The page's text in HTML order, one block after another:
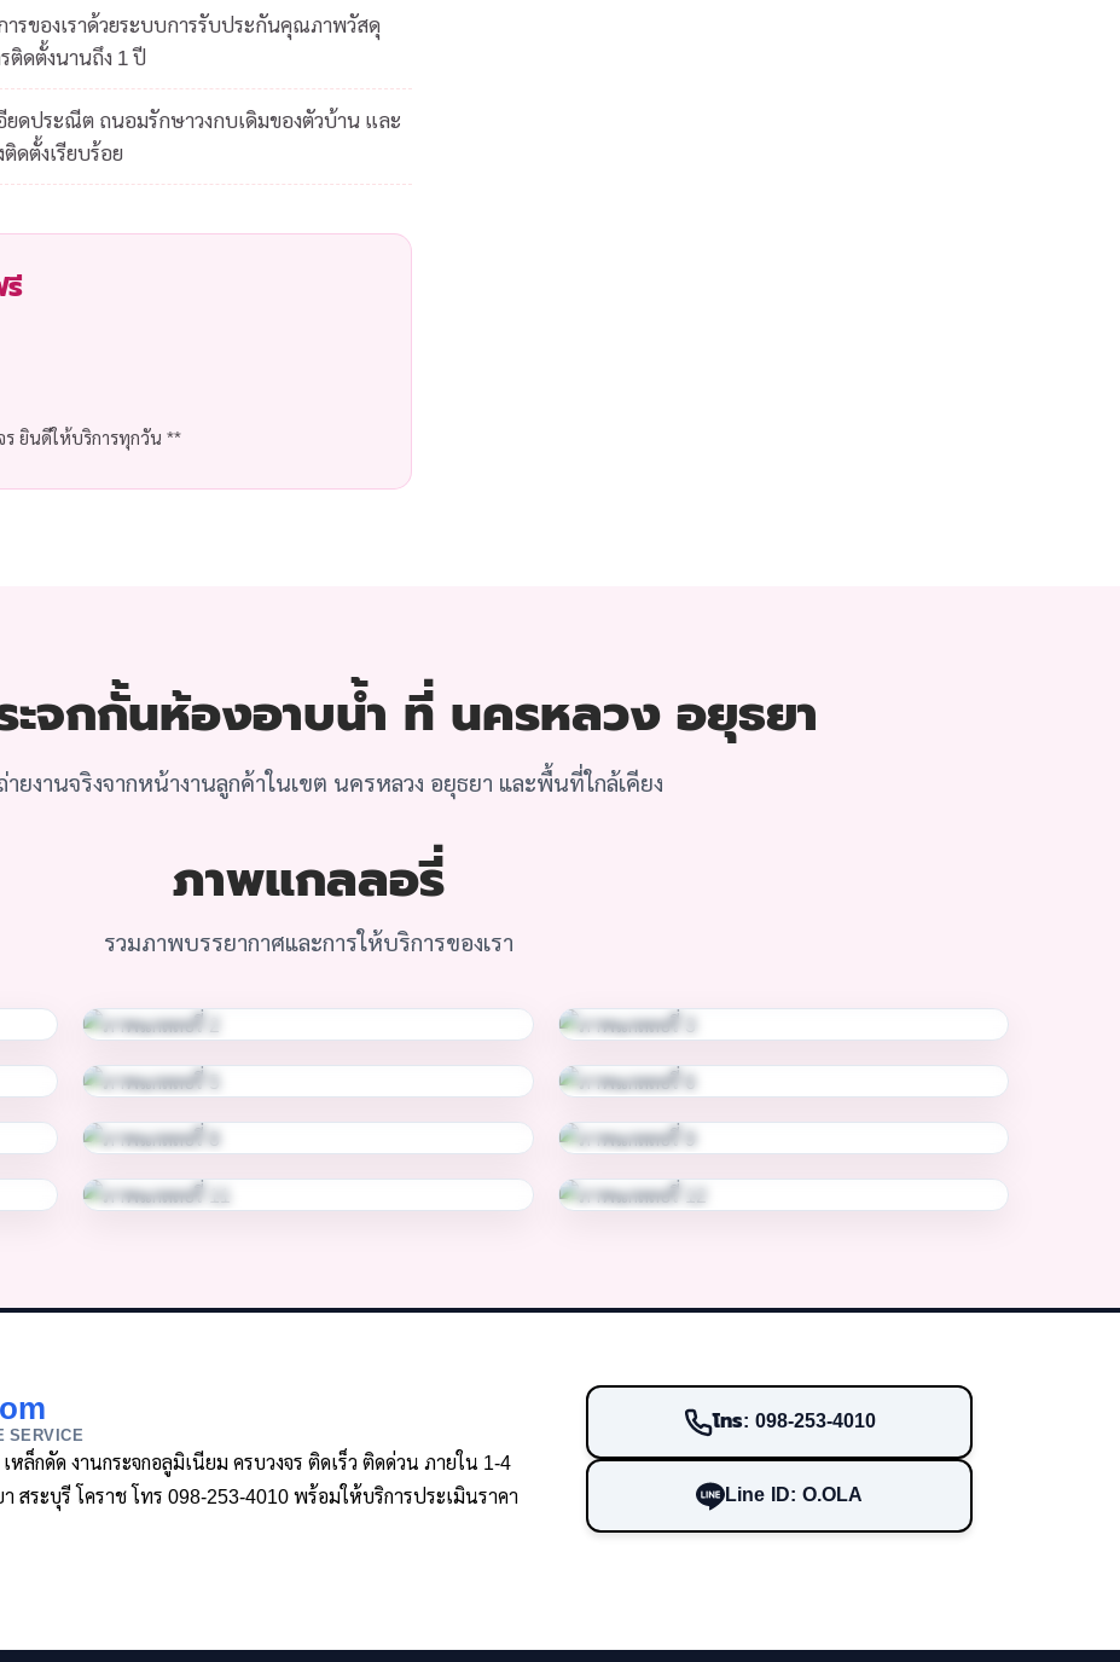
ารของเราด้วยระบบการรับประกันคุณภาพวัสดุ
ติดตั้งนานถึง 1 ปี
ยดประณีต ถนอมรักษาวงกบเดิมของตัวบ้าน และ
ดตั้งเรียบร้อย
รี
ร ยินดีให้บริการทุกวัน **
จกกั้นห้องอาบน้ำ ที่ นครหลวง อยุธยา
ยงานจริงจากหน้างานลูกค้าในเขต นครหลวง อยุธยา และพื้นที่ใกล้เคียง
ภาพแกลลอรี่
รวมภาพบรรยากาศและการให้บริการของเรา
SERVICE
หล็กดัด งานกระจกอลูมิเนียม ครบวงจร ติดเร็ว ติดด่วน ภายใน 1-4
ระบุรี โคราช โทร 098-253-4010 พร้อมให้บริการประเมินราคา
โทร: 098-253-4010
Line ID: O.OLA